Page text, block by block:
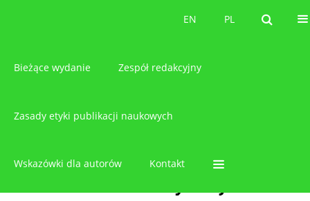
PL
EN PL
EN
Bieżące wydanie Zespół redakcyjny
Zasady etyki publikacji naukowych
Wskazówki dla autorów Kontakt